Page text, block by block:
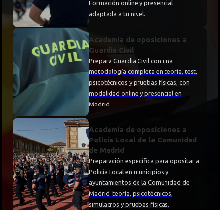
Formación online y presencial
adaptada a tu nivel.
Academia de oposiciones a
Guardia Civil
Prepara Guardia Civil con una
metodología completa en teoría, test,
psicotécnicos y pruebas físicas, con
modalidad online y presencial en
Madrid.
Academia de oposiciones a
Policía Local de la Comunidad
de Madrid
Preparación específica para opositar a
Policía Local en municipios y
ayuntamientos de la Comunidad de
Madrid: teoría, psicotécnicos,
simulacros y pruebas físicas.